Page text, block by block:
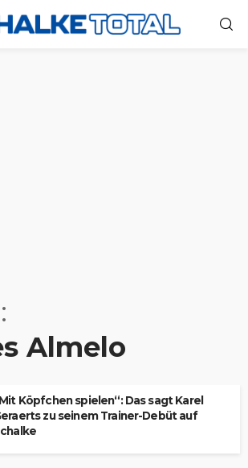
Almelo
Köpfchen spielen“: Das sagt Karel
zu seinem Trainer-Debüt auf